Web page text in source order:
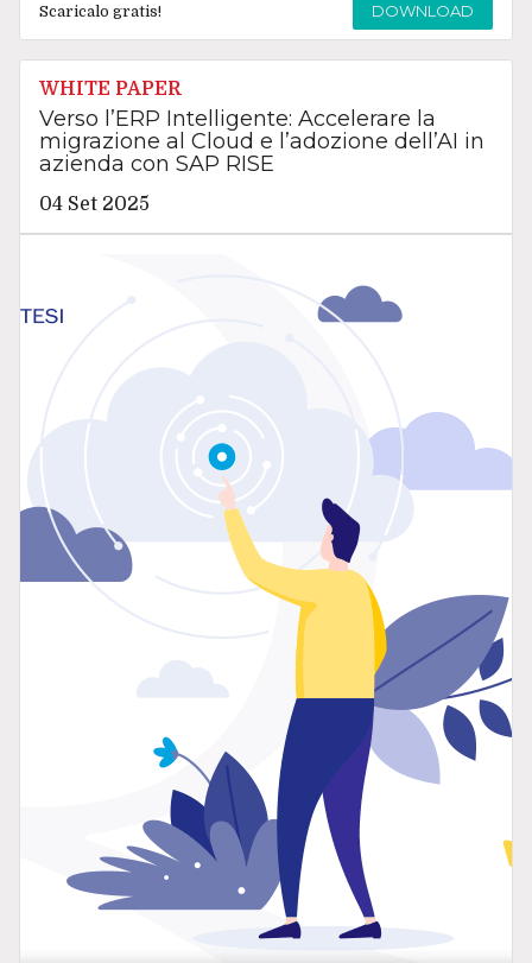
Scaricalo gratis! DOWNLOAD
WHITE PAPER
Verso l’ERP Intelligente: Accelerare la
migrazione al Cloud e l’adozione dell’AI in
azienda con SAP RISE
04 Set 2025